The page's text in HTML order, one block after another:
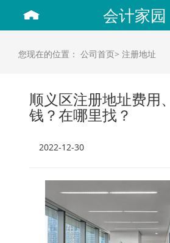
会计家园
您现在的位置： 公司首页> 注册地址
顺义区注册地址费用
钱？在哪里找？
2022-12-30